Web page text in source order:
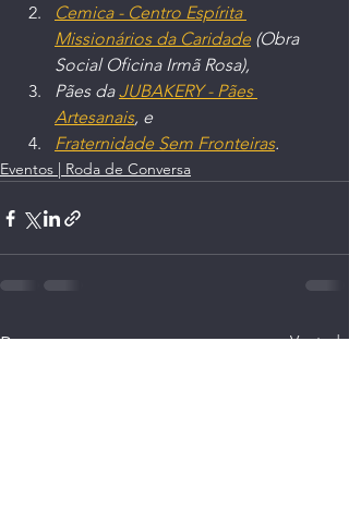
Cemica - Centro Espírita
Missionários da Caridade (Obra
Social Oficina Irmã Rosa),
Pães da JUBAKERY - Pães
Artesanais, e
Fraternidade Sem Fronteiras.
Eventos | Roda de Conversa
Posts recentes Ver tudo